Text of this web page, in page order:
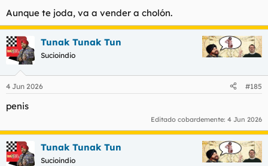
Aunque te joda, va a vender a cholón.
Tunak Tunak Tun
Sucioindio
4 Jun 2026 #185
penis
Editado cobardemente: 4 Jun 2026
Tunak Tunak Tun
Sucioindio